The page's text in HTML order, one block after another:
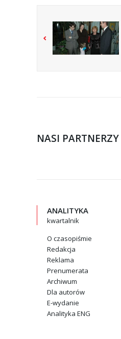
NASI PARTNERZY
ANALITYKA
kwartalnik
O czasopiśmie
Redakcja
Reklama
Prenumerata
Archiwum
Dla autorów
E-wydanie
Analityka ENG